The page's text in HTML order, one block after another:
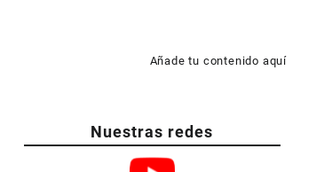
Añade tu contenido aquí
Nuestras redes